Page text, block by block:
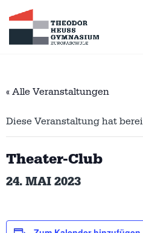
« Alle Veranstaltungen
Diese Veranstaltung hat
Theater-Club
24. MAI 2023